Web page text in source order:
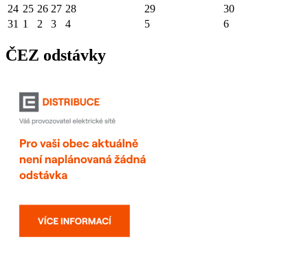
24 25 26 27 28 29
30
31 1 2 3 4 5 6
ČEZ odstávky